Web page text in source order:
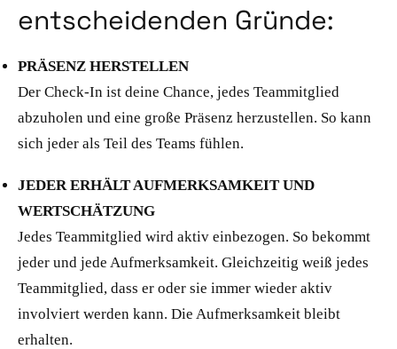
entscheidenden Gründe:
PRÄSENZ HERSTELLEN
Der Check-In ist deine Chance, jedes Teammitglied
abzuholen und eine große Präsenz herzustellen. So kann
sich jeder als Teil des Teams fühlen.
JEDER ERHÄLT AUFMERKSAMKEIT UND
WERTSCHÄTZUNG
Jedes Teammitglied wird aktiv einbezogen. So bekommt
jeder und jede Aufmerksamkeit. Gleichzeitig weiß jedes
Teammitglied, dass er oder sie immer wieder aktiv
involviert werden kann. Die Aufmerksamkeit bleibt
erhalten.